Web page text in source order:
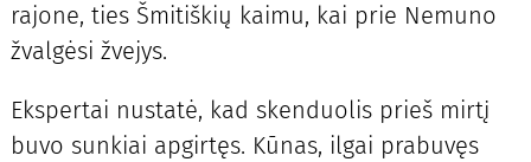
rajone, ties Šmitiškių kaimu, kai prie Nemuno
žvalgėsi žvejys.
Ekspertai nustatė, kad skenduolis prieš mirtį
buvo sunkiai apgirtęs. Kūnas, ilgai prabuvęs